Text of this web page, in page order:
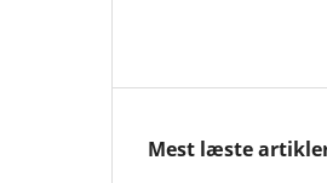
Mest læste